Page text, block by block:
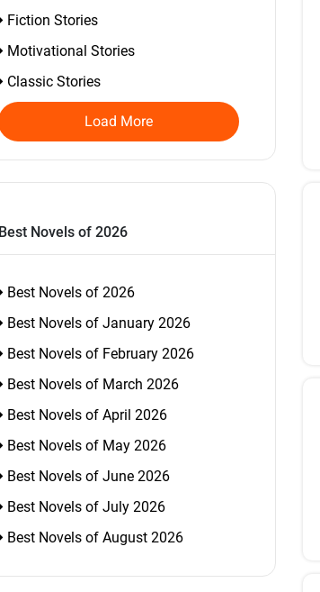
Fiction Stories
Motivational Stories
Classic Stories
Load More
Best Novels of 2026
Best Novels of 2026
Best Novels of January 2026
Best Novels of February 2026
Best Novels of March 2026
Best Novels of April 2026
Best Novels of May 2026
Best Novels of June 2026
Best Novels of July 2026
Best Novels of August 2026